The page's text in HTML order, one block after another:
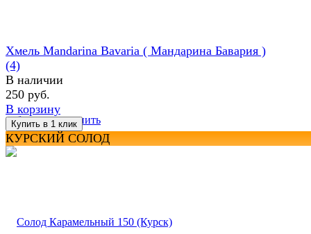
избранное сравнить
Хмель Mandarina Bavaria ( Maндарина Бавария )
(4)
В наличии
250 руб.
В корзину
КУРСКИЙ СОЛОД